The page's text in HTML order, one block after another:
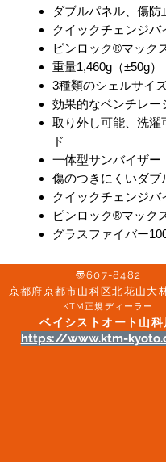
ダブルパネル、傷防
クイックチェンジバ
ピンロック®マック
重量1,460g（±50g）
3種類のシェルサイ
効果的なベンチレー
取り外し可能、洗濯
ド
一体型サンバイザー
傷のつきにくいダブ
クイックチェンジバ
ピンロック®マック
グラスファイバー
〠607-8482
京都府京都市山科区北花山大
KTM正規ディーラー
ベイシストオート山科
https://www.ktm-